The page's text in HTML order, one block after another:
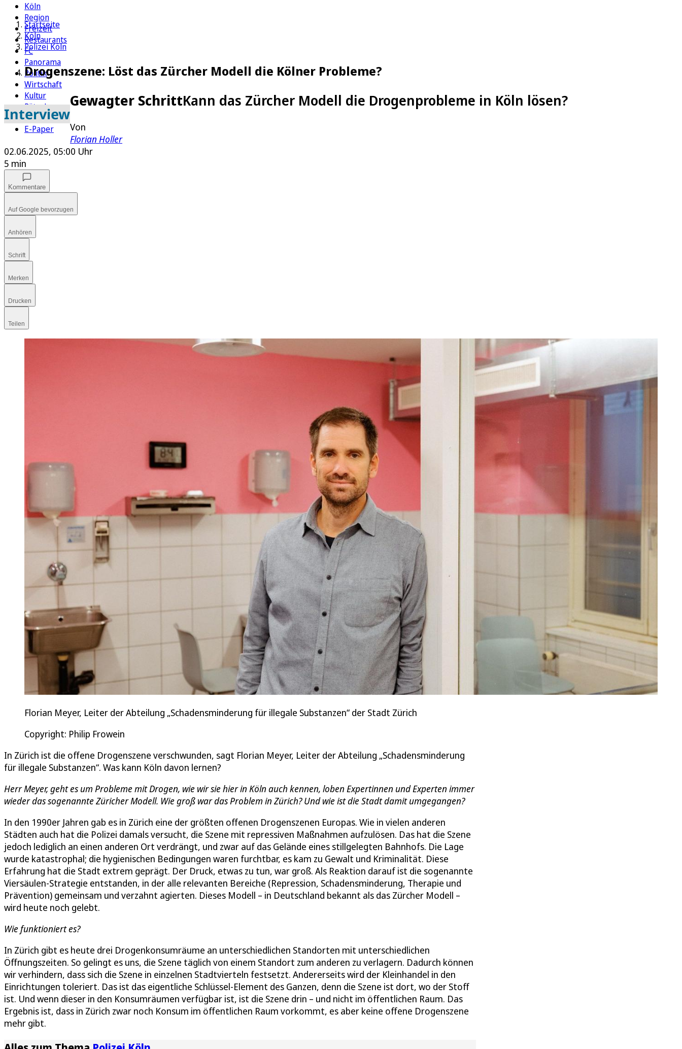
Köln
Region
Freizeit
Restaurants
FC
Panorama
Politik
Wirtschaft
Kultur
Rätsel
Newsletter
E-Paper
Startseite
Köln
Polizei Köln
Drogenszene: Löst das Zürcher Modell die Kölner Probleme?
Interview
Gewagter SchrittKann das Zürcher Modell die Drogenprobleme in Köln lösen?
Von
Florian Holler
02.06.2025, 05:00 Uhr
5 min
Kommentare
Auf Google bevorzugen
Anhören
Schrift
Merken
Drucken
Teilen
Florian Meyer, Leiter der Abteilung „Schadensminderung für illegale Substanzen“ der Stadt Zürich
Copyright: Philip Frowein
In Zürich ist die offene Drogenszene verschwunden, sagt Florian Meyer, Leiter der Abteilung „Schadensminderung
für illegale Substanzen“. Was kann Köln davon lernen?
Herr Meyer, geht es um Probleme mit Drogen, wie wir sie hier in Köln auch kennen, loben Expertinnen und Experten immer
wieder das sogenannte Züricher Modell. Wie groß war das Problem in Zürich? Und wie ist die Stadt damit umgegangen?
In den 1990er Jahren gab es in Zürich eine der größten offenen Drogenszenen Europas. Wie in vielen anderen
Städten auch hat die Polizei damals versucht, die Szene mit repressiven Maßnahmen aufzulösen. Das hat die Szene
jedoch lediglich an einen anderen Ort verdrängt, und zwar auf das Gelände eines stillgelegten Bahnhofs. Die Lage
wurde katastrophal; die hygienischen Bedingungen waren furchtbar, es kam zu Gewalt und Kriminalität. Diese
Erfahrung hat die Stadt extrem geprägt. Der Druck, etwas zu tun, war groß. Als Reaktion darauf ist die sogenannte
Viersäulen-Strategie entstanden, in der alle relevanten Bereiche (Repression, Schadensminderung, Therapie und
Prävention) gemeinsam und verzahnt agierten. Dieses Modell – in Deutschland bekannt als das Zürcher Modell –
wird heute noch gelebt.
Wie funktioniert es?
In Zürich gibt es heute drei Drogenkonsumräume an unterschiedlichen Standorten mit unterschiedlichen
Öffnungszeiten. So gelingt es uns, die Szene täglich von einem Standort zum anderen zu verlagern. Dadurch können
wir verhindern, dass sich die Szene in einzelnen Stadtvierteln festsetzt. Andererseits wird der Kleinhandel in den
Einrichtungen toleriert. Das ist das eigentliche Schlüssel-Element des Ganzen, denn die Szene ist dort, wo der Stoff
ist. Und wenn dieser in den Konsumräumen verfügbar ist, ist die Szene drin – und nicht im öffentlichen Raum. Das
Ergebnis ist, dass in Zürich zwar noch Konsum im öffentlichen Raum vorkommt, es aber keine offene Drogenszene
mehr gibt.